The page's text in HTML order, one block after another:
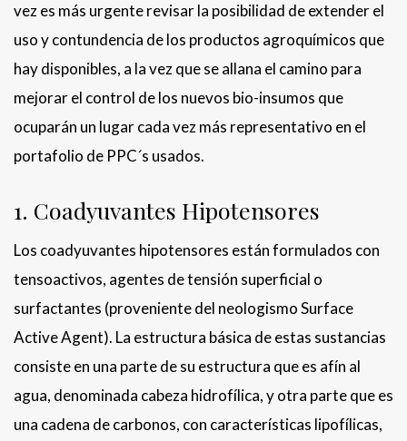
vez es más urgente revisar la posibilidad de extender el
uso y contundencia de los productos agroquímicos que
hay disponibles, a la vez que se allana el camino para
mejorar el control de los nuevos bio-insumos que
ocuparán un lugar cada vez más representativo en el
portafolio de PPC´s usados.
1. Coadyuvantes Hipotensores
Los coadyuvantes hipotensores están formulados con
tensoactivos, agentes de tensión superficial o
surfactantes (proveniente del neologismo Surface
Active Agent). La estructura básica de estas sustancias
consiste en una parte de su estructura que es afín al
agua, denominada cabeza hidrofílica, y otra parte que es
una cadena de carbonos, con características lipofílicas,